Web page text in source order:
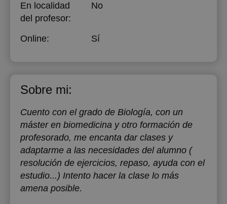
En localidad
del profesor:
No
Online: Sí
Sobre mi:
Cuento con el grado de Biología, con un
máster en biomedicina y otro formación de
profesorado, me encanta dar clases y
adaptarme a las necesidades del alumno (
resolución de ejercicios, repaso, ayuda con el
estudio...) Intento hacer la clase lo más
amena posible.